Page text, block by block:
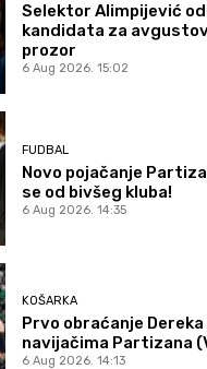
Selektor Alimpijević
kandidata za
prozor
6 Aug 2026. 15:02
FUDBAL
Novo pojačanje
se od bivšeg kluba!
6 Aug 2026. 14:35
KOŠARKA
Prvo obraćanje Dereka
navijačima Partizana
6 Aug 2026. 14:13